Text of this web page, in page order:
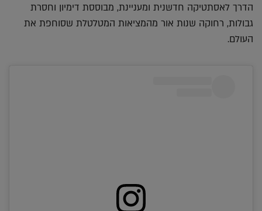
הדרך לאסתטיקה חדשנית ומעניינת, מבוססת דימיון וחסרת
גבולות, רחוקה שנות אור מהמציאות המטלטלת שסוחפת את
העולם.